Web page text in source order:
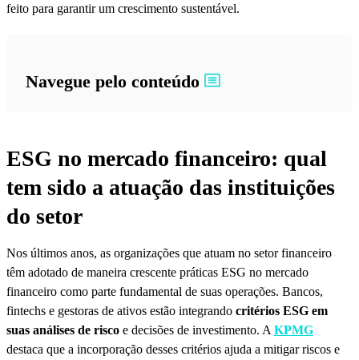
feito para garantir um crescimento sustentável.
Navegue pelo conteúdo
ESG no mercado financeiro: qual
tem sido a atuação das instituições
do setor
Nos últimos anos, as organizações que atuam no setor financeiro
têm adotado de maneira crescente práticas ESG no mercado
financeiro como parte fundamental de suas operações. Bancos,
fintechs e gestoras de ativos estão integrando critérios ESG em
suas análises de risco e decisões de investimento. A KPMG
destaca que a incorporação desses critérios ajuda a mitigar riscos e